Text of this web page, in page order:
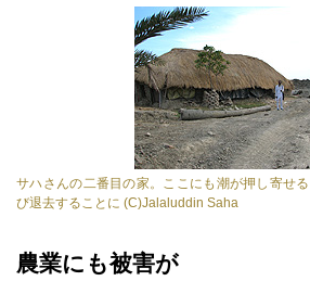
サハさんの二番目の家。ここにも潮が押し寄せ
び退去することに (C)Jalaluddin Saha
農業にも被害が